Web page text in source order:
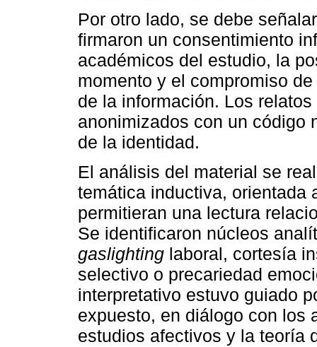
Por otro lado, se debe
firmaron un consentimiento
académicos del estudio, la
momento y el compromiso
de la información. Los
anonimizados con un código
de la identidad.
El análisis del material se
temática inductiva, orientada
permitieran una lectura
Se identificaron núcleos
gaslighting laboral, cortesía
selectivo o precariedad
interpretativo estuvo guiado
expuesto, en diálogo con los
estudios afectivos y la teoría